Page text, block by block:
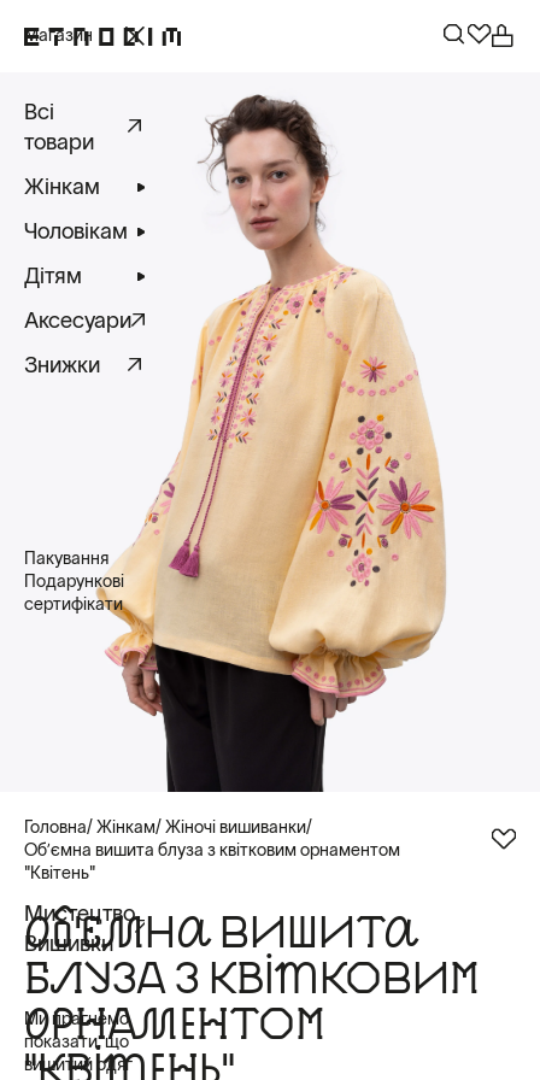
Головна Жінкам Жіночі вишиванки
Обʼємна вишита блуза з квітковим орнаментом
"Квітень"
ОБʼЄМНА ВИШИТА
БЛУЗА З КВІТКОВИМ
ОРНАМЕНТОМ
Магазин
Всі
товари
Жінкам
Чоловікам
Дітям
Аксесуари
Знижки
Пакування
Подарункові
сертифікати
Мистецтво
Вишивки
Ми прагнемо
показати, що
вишитий одяг